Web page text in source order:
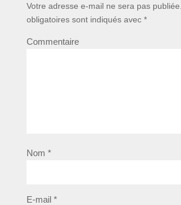
Votre adresse e-mail ne sera pas publiée.
obligatoires sont indiqués avec *
Commentaire
Nom *
E-mail *